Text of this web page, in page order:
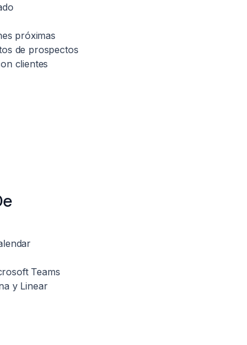
próximas
de prospectos
clientes
Teams
y Linear